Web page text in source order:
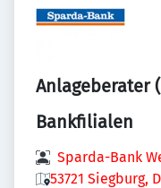
Anlageberater
Bankfilialen
Sparda-Bank
53721 Siegburg,